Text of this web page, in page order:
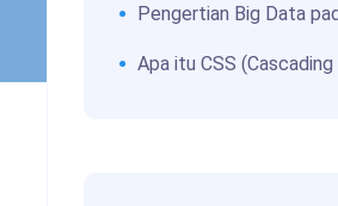
Pengertian Big Data
Apa itu CSS